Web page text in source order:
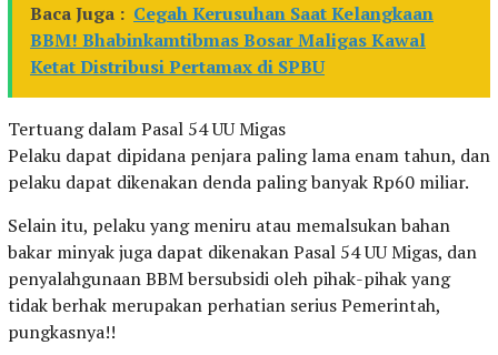
Baca Juga : Cegah Kerusuhan Saat Kelangkaan
BBM! Bhabinkamtibmas Bosar Maligas Kawal
Ketat Distribusi Pertamax di SPBU
Tertuang dalam Pasal 54 UU Migas
Pelaku dapat dipidana penjara paling lama enam tahun, dan
pelaku dapat dikenakan denda paling banyak Rp60 miliar.
Selain itu, pelaku yang meniru atau memalsukan bahan
bakar minyak juga dapat dikenakan Pasal 54 UU Migas, dan
penyalahgunaan BBM bersubsidi oleh pihak-pihak yang
tidak berhak merupakan perhatian serius Pemerintah,
pungkasnya!!